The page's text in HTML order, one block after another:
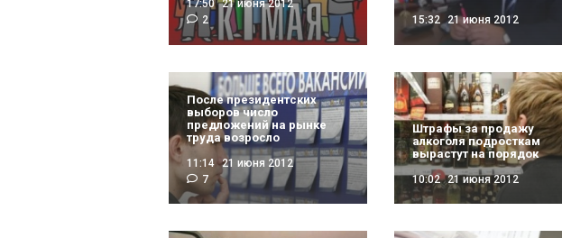
17:50 21 июня 2012
2
15:32 21 июня 2012
После президентских
выборов число
предложений на рынке
труда возросло
11:14 21 июня 2012
7
Штрафы за продажу
алкоголя подросткам
вырастут на порядок
10:02 21 июня 2012